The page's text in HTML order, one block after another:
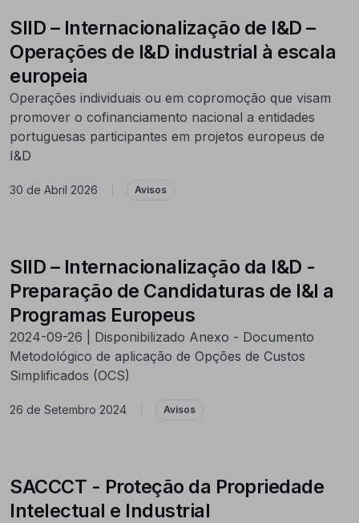
SIID – Internacionalização de I&D –
Operações de I&D industrial à escala
europeia
Operações individuais ou em copromoção que visam
promover o cofinanciamento nacional a entidades
portuguesas participantes em projetos europeus de
I&D
30 de Abril 2026 Avisos
SIID – Internacionalização da I&D -
Preparação de Candidaturas de I&I a
Programas Europeus
2024-09-26 | Disponibilizado Anexo - Documento
Metodológico de aplicação de Opções de Custos
Simplificados (OCS)
26 de Setembro 2024 Avisos
SACCCT - Proteção da Propriedade
Intelectual e Industrial